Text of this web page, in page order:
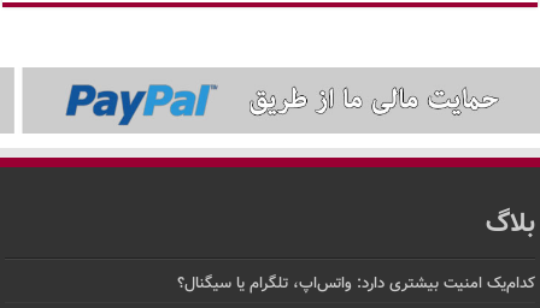
بلاگ
کدام‌یک امنیت بیشتری دارد: واتس‌اپ، تلگرام یا سیگنال؟